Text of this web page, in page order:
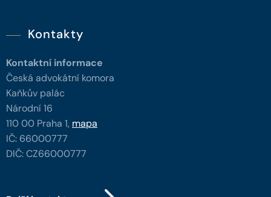
Kontakty
Kontaktní informace
Česká advokátní komora
Kaňkův palác
Národní 16
110 00 Praha 1, mapa
IČ: 66000777
DIČ: CZ66000777